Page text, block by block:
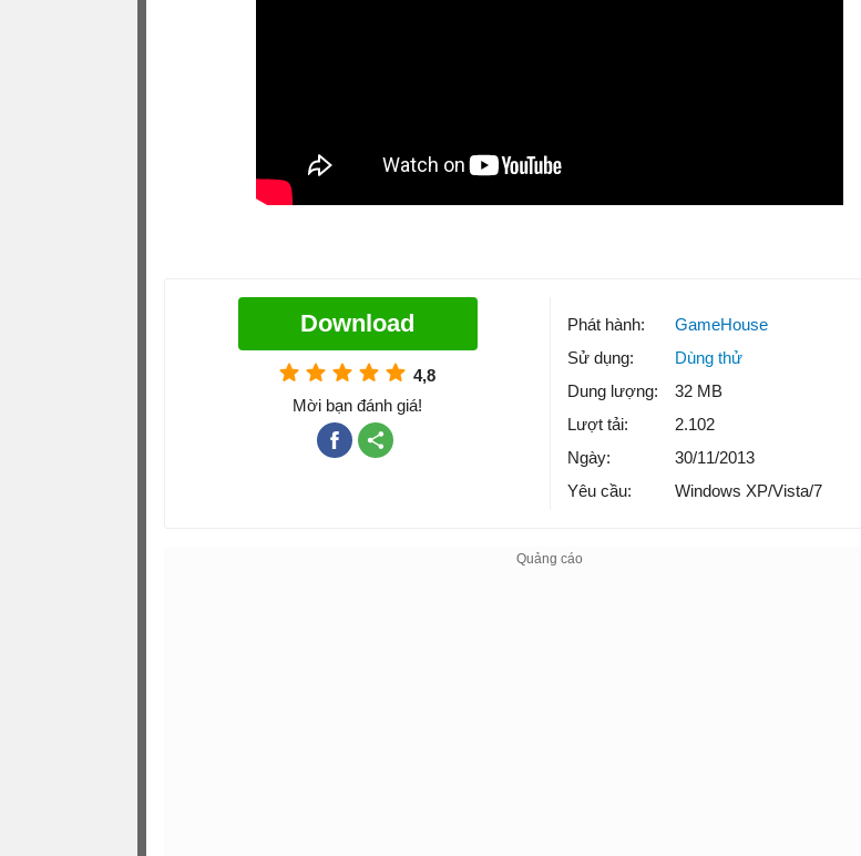
Download
4,8
Mời bạn đánh giá!
Phát hành:
GameHouse
Sử dụng:
Dùng thử
Dung lượng:
32 MB
Lượt tải:
2.102
Ngày:
30/11/2013
Yêu cầu:
Windows XP/Vista/7